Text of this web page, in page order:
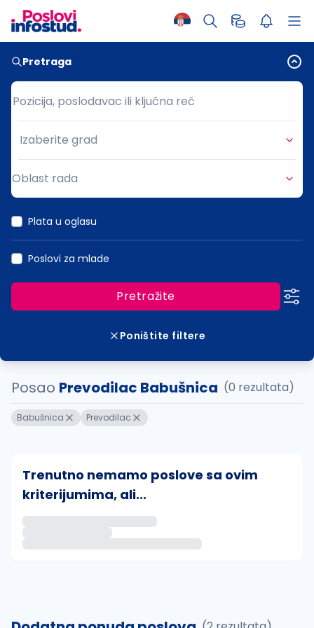
Pretraga
Pozicija, poslodavac ili ključna reč
Pozicija, poslodavac ili ključna reč
Grad
Izaberite grad
Oblast rada
Plata u oglasu
Poslovi za mlade
Pretražite
Poništite filtere
Posao Prevodilac Babušnica (0 rezultata)
Babušnica Prevodilac
Trenutno nemamo poslove sa ovim
kriterijumima, ali...